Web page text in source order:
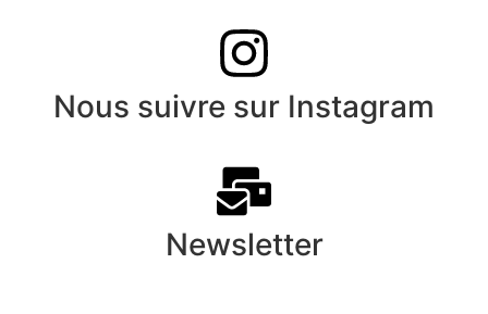
Nous suivre sur Instagram
Newsletter